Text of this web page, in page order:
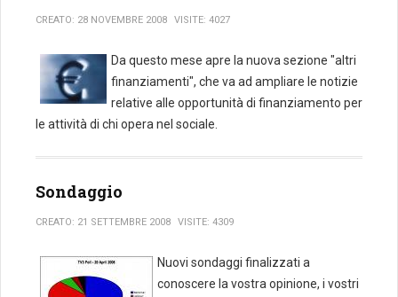
CREATO: 28 NOVEMBRE 2008 VISITE: 4027
Da questo mese apre la nuova sezione "altri
finanziamenti", che va ad ampliare le notizie
relative alle opportunità di finanziamento per
le attività di chi opera nel sociale.
Sondaggio
CREATO: 21 SETTEMBRE 2008 VISITE: 4309
Nuovi sondaggi finalizzati a
conoscere la vostra opinione, i vostri